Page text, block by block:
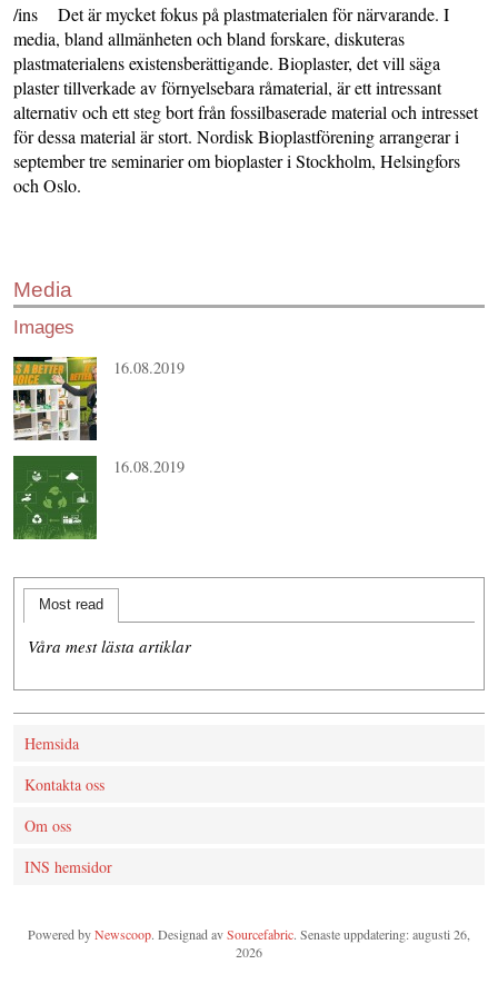
/ins Det är mycket fokus på plastmaterialen för närvarande. I
media, bland allmänheten och bland forskare, diskuteras
plastmaterialens existensberättigande. Bioplaster, det vill säga
plaster tillverkade av förnyelsebara råmaterial, är ett intressant
alternativ och ett steg bort från fossilbaserade material och intresset
för dessa material är stort. Nordisk Bioplastförening arrangerar i
september tre seminarier om bioplaster i Stockholm, Helsingfors
och Oslo.
Media
Images
16.08.2019
16.08.2019
Most read
Våra mest lästa artiklar
Hemsida
Kontakta oss
Om oss
INS hemsidor
Powered byNewscoop. Designad avSourcefabric. Senaste uppdatering: augusti 26,
2026